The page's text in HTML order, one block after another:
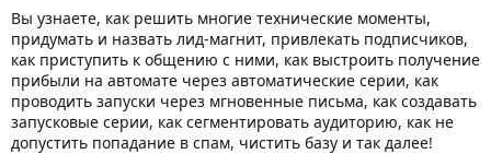
Вы узнаете, как решить многие технические моменты,
придумать и назвать лид-магнит, привлекать подписчиков,
как приступить к общению с ними, как выстроить получение
прибыли на автомате через автоматические серии, как
проводить запуски через мгновенные письма, как создавать
запусковые серии, как сегментировать аудиторию, как не
допустить попадание в спам, чистить базу и так далее!